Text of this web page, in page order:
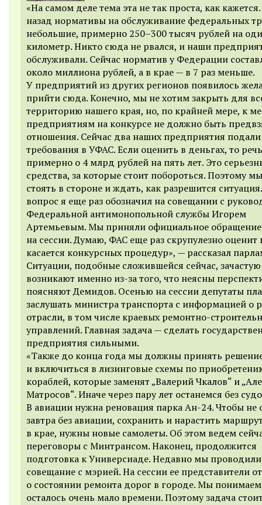
«На самом деле тема эта не так проста, как
назад нормативы на обслуживание федеральных
небольшие, примерно 250–300 тысяч рублей на
километр. Никто сюда не рвался, и наши
обслуживали. Сейчас норматив у Федерации
около миллиона рублей, а в крае — в 7 раз меньше.
У предприятий из других регионов появилось
прийти сюда. Конечно, мы не хотим закрыть для
территорию нашего края, но, по крайней мере, к
предприятиям на конкурсе не должно быть
отношения. Сейчас два наших предприятия
требования в УФАС. Если оценить в деньгах, то
примерно о 4 млрд рублей на пять лет. Это
средства, за которые стоит побороться. Поэтому
стоять в стороне и ждать, как разрешится
вопрос я еще раз обозначил на совещании с
Федеральной антимонопольной службы Игорем
Артемьевым. Мы приняли официальное обращение
на сессии. Думаю, ФАС еще раз скрупулезно оценит
касается конкурсных процедур», — рассказал
Ситуации, подобные сложившейся сейчас, зачастую
возникают именно из-за того, что неясны
поясняют Демидов. Осенью на сессии депутаты
заслушать министра транспорта с информацией о
отрасли, в том числе краевых ремонтно-
управлений. Главная задача — сделать
предприятия сильными.
«Также до конца года мы должны принять
и включиться в лизинговые схемы по
кораблей, которые заменят „Валерий Чкалов“ и
Матросов“. Иначе через пару лет останемся без
В авиации нужна реновация парка Ан-24. Чтобы не
завтра без авиации, сохранить и нарастить
в крае, нужны новые самолеты. Об этом ведем
переговоры с Минтрансом. Наконец, продолжится
подготовка к Универсиаде. Недавно мы проводили
совещание с мэрией. На сессии ее представители
о состоянии ремонта дорог в городе. Мы
осталось очень мало времени. Поэтому задача